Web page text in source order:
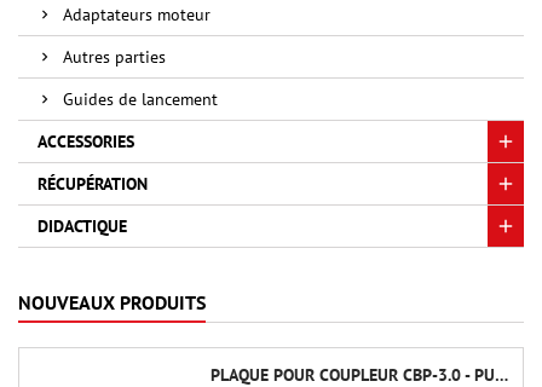
Adaptateurs moteur
Autres parties
Guides de lancement
ACCESSORIES
RÉCUPÉRATION
DIDACTIQUE
NOUVEAUX PRODUITS
PLAQUE POUR COUPLEUR CBP-3.0 - PUBLIC MISSILES LTD.